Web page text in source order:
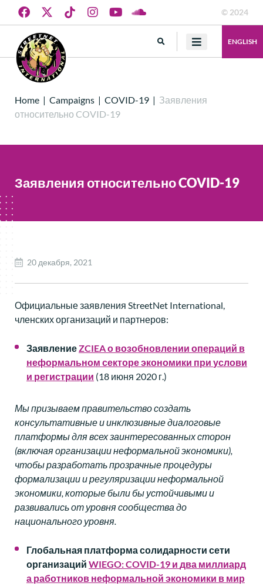
© 2024
ENGLISH
Home | Campaigns | COVID-19 | Заявления
относительно COVID-19
Заявления относительно COVID-19
20 декабря, 2021
Официальные заявления StreetNet International,
членских организаций и партнеров:
ЗаявлениеZCIEAо возобновлении операций в
неформальном сектореэкономики при услови
и регистрации (18 июня 2020 г.)
Мы призываем правительство создать
консультативные и инклюзивные диалоговые
платформы для всех заинтересованных сторон
(включая организации неформальной экономики),
чтобы разработать прозрачные процедуры
формализации и регуляризации неформальной
экономики, которые были бы устойчивыми и
развивались от уровня сообщества до
национального уровня.
Глобальная платформа солидарности сети
организаций WIEGO: COVID-19 и два миллиард
а работников неформальной экономики в мир